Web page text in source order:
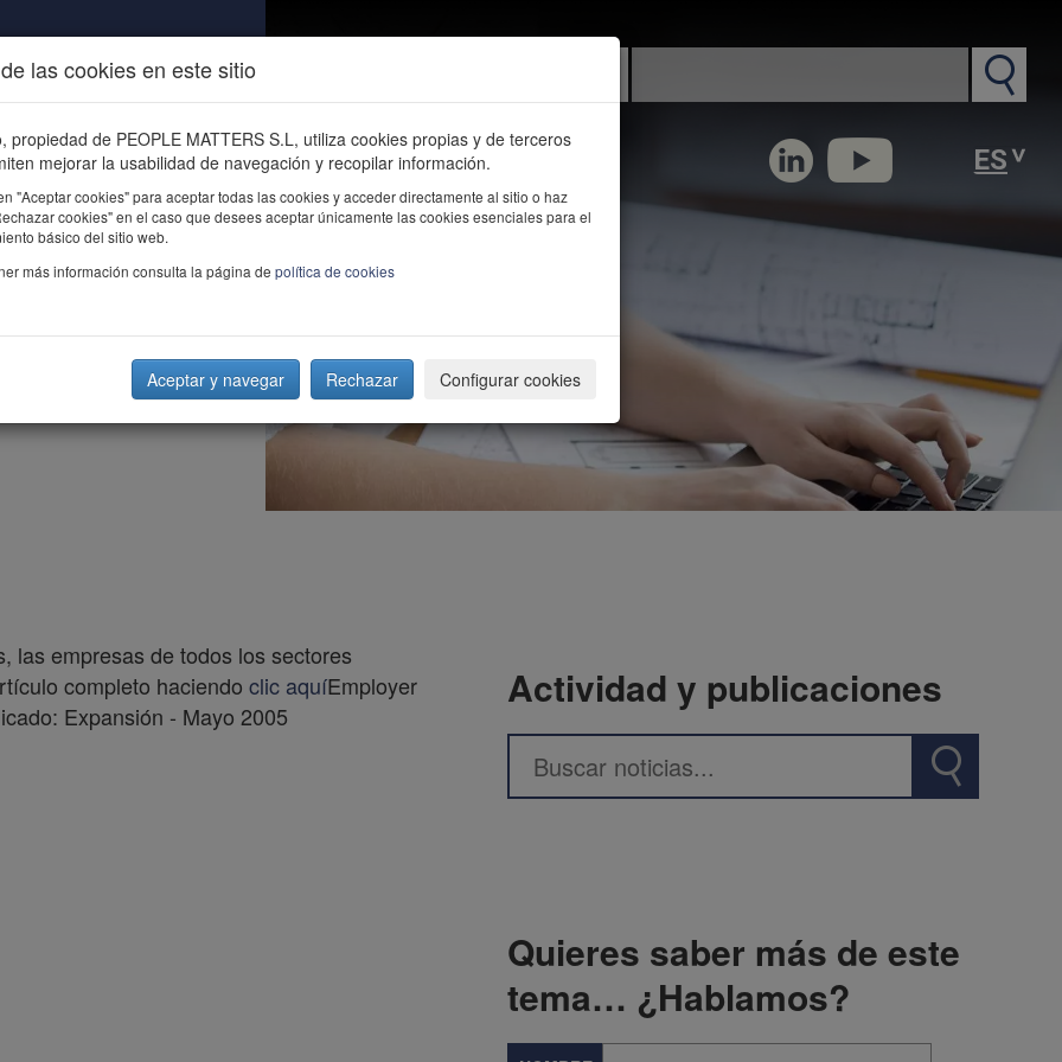
ÚNETE CONTACTO
las empresas de todos los sectores
completo haciendo clic aquíEmployer
Expansión - Mayo 2005
Actividad y publicaciones
Quieres saber más de este
tema… ¿Hablamos?
las cookies en este sitio
propiedad de PEOPLE MATTERS S.L, utiliza cookies propias y de terceros
mejorar la usabilidad de navegación y recopilar información.
"Aceptar cookies" para aceptar todas las cookies y acceder directamente al sitio o haz
cookies" en el caso que desees aceptar únicamente las cookies esenciales para el
básico del sitio web.
más información consulta la página de política de cookies
Aceptar y navegar Rechazar Configurar cookies